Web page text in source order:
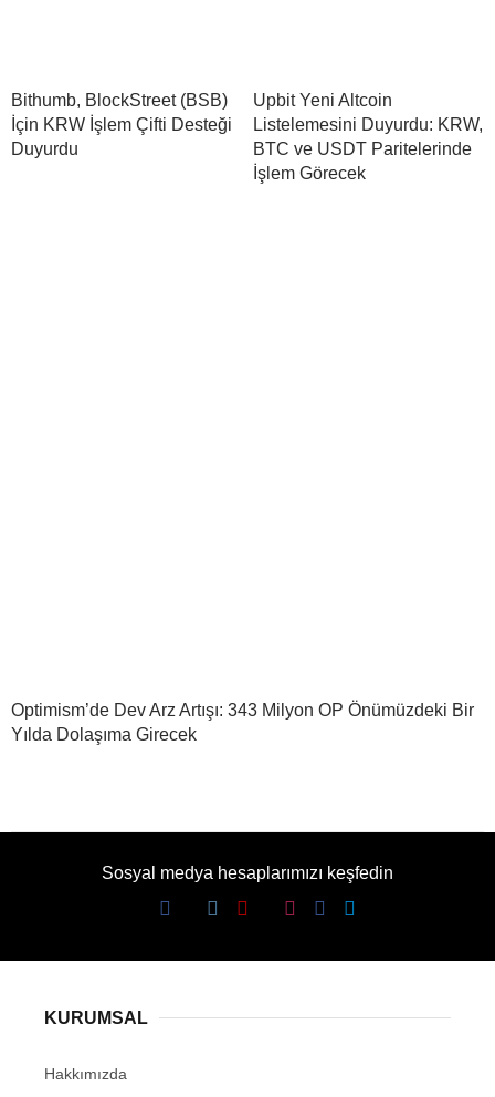
Bithumb, BlockStreet (BSB)
İçin KRW İşlem Çifti Desteği
Duyurdu
Upbit Yeni Altcoin
Listelemesini Duyurdu: KRW,
BTC ve USDT Paritelerinde
İşlem Görecek
Optimism’de Dev Arz Artışı: 343 Milyon OP Önümüzdeki Bir
Yılda Dolaşıma Girecek
Sosyal medya hesaplarımızı keşfedin
KURUMSAL
Hakkımızda